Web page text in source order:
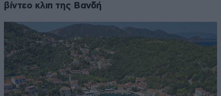
βίντεο κλιπ της Βανδή